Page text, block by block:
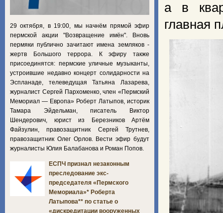
а в
главная
29 октября, в 19:00, мы начнём прямой эфир
пермской акции "Возвращение имён". Вновь
пермяки публично зачитают имена земляков -
жертв Большого террора. К эфиру также
присоединятся: пермские уличные музыканты,
устроившие недавно концерт солидарности на
Эспланаде, телеведущая Татьяна Лазарева,
журналист Сергей Пархоменко, член «Пермский
Мемориал — Европа» Роберт Латыпов, историк
Тамара Эйдельман, писатель Виктор
Шендерович, юрист из Березников Артём
Файзулин, правозащитник Сергей Трутнев,
правозащитник Олег Орлов. Вести эфир будут
журналисты Юлия Балабанова и Роман Попов.
ЕСПЧ признал незаконным
преследование экс-
председателя «Пермского
Мемориала»* Роберта
Латыпова** по статье о
«дискредитации вооруженных